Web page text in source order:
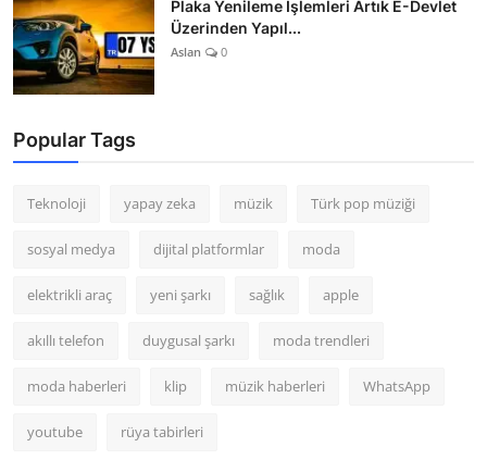
Plaka Yenileme İşlemleri Artık E-Devlet
Üzerinden Yapıl...
Aslan 0
Popular Tags
Teknoloji yapay zeka müzik Türk pop müziği
sosyal medya dijital platformlar moda
elektrikli araç yeni şarkı sağlık apple
akıllı telefon duygusal şarkı moda trendleri
moda haberleri klip müzik haberleri WhatsApp
youtube rüya tabirleri